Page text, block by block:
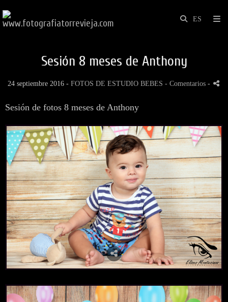
Sesión 8 meses de Anthony
24 septiembre 2016 - FOTOS DE ESTUDIO BEBES - Comentarios -
Sesión de fotos 8 meses de Anthony